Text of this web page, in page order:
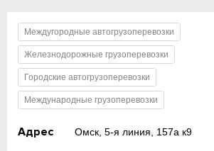
Междугородные автогрузоперевозки
Железнодорожные грузоперевозки
Городские автогрузоперевозки
Международные грузоперевозки
Адрес Омск, 5-я линия, 157а к9